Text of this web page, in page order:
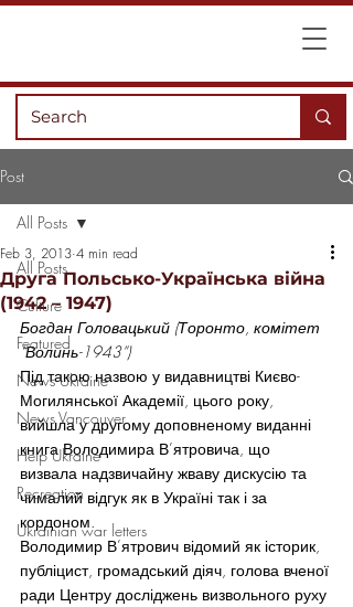
Post
All Posts
Culture
Featured
News Ukraine
News Vancouver
Help Ukraine
Recreation
Ukrainian war letters
All Posts
Друга Польсько-Українська війна
(1942 – 1947)
Feb 3, 2013 4 min read
Богдан Головацький (Торонто, комітет
“Волинь-1943”)
Під такою назвою у видавництві Києво-
Могилянської Академії, цього року,
вийшла у другому доповненому виданні
книга Володимира В’ятровича, що
визвала надзвичайну жваву дискусію та
чималий відгук як в Україні так і за
кордоном.
Володимир В’ятрович відомий як історик,
публіцист, громадський діяч, голова вченої
ради Центру досліджень визвольного руху